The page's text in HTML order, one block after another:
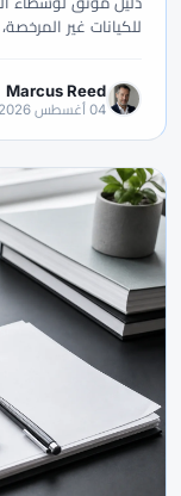
للكيانات غير
Marcus Reed
04 أغسطس 2026